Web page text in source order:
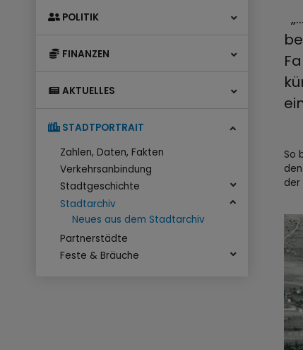
POLITIK
FINANZEN
AKTUELLES
STADTPORTRAIT
Zahlen, Daten, Fakten
Verkehrsanbindung
Stadtgeschichte
Stadtarchiv
Neues aus dem Stadtarchiv
Partnerstädte
Feste & Bräuche
So
der